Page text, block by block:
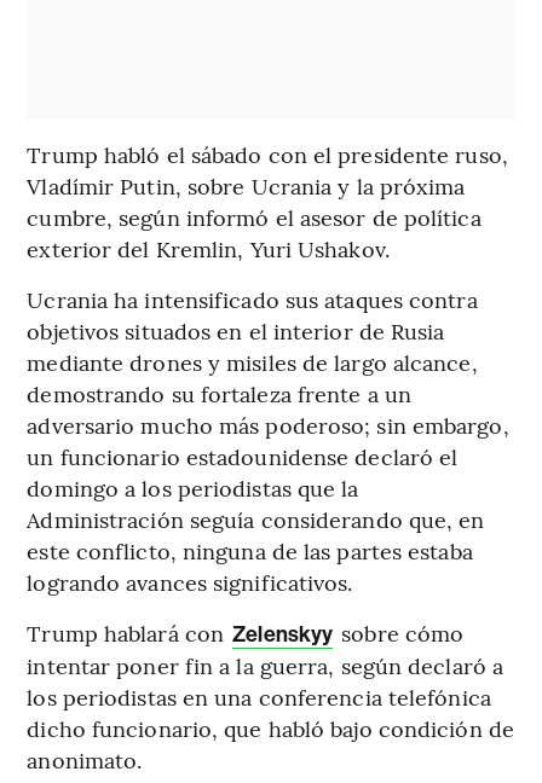
Trump habló el sábado con el presidente ruso,
Vladímir Putin, sobre Ucrania y la próxima
cumbre, según informó el asesor de política
exterior del Kremlin, Yuri Ushakov.
Ucrania ha intensificado sus ataques contra
objetivos situados en el interior de Rusia
mediante drones y misiles de largo alcance,
demostrando su fortaleza frente a un
adversario mucho más poderoso; sin embargo,
un funcionario estadounidense declaró el
domingo a los periodistas que la
Administración seguía considerando que, en
este conflicto, ninguna de las partes estaba
logrando avances significativos.
Trump hablará con Zelenskyy sobre cómo
intentar poner fin a la guerra, según declaró a
los periodistas en una conferencia telefónica
dicho funcionario, que habló bajo condición de
anonimato.